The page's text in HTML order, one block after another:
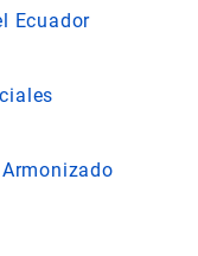
Ecuador